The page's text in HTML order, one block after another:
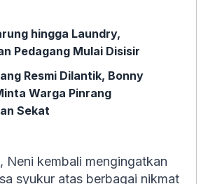
hingga Laundry,
Pedagang Mulai Disisir
Resmi Dilantik, Bonny
Warga Pinrang
Sekat
Neni kembali mengingatkan
syukur atas berbagai nikmat